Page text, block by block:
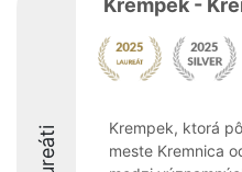
Krempek -
Krempek, ktorá
meste Kremnica